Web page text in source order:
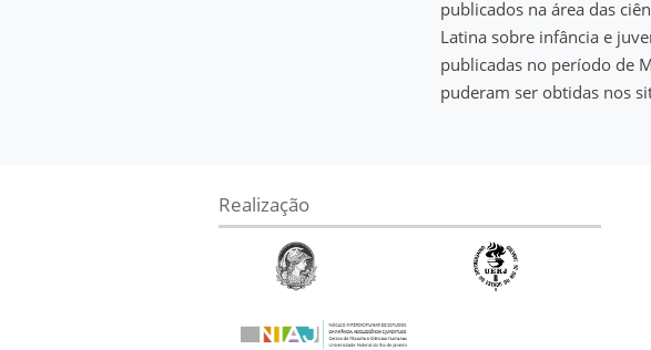
publicados na área das
Latina sobre infância e
publicadas no período de
puderam ser obtidas nos
Realização